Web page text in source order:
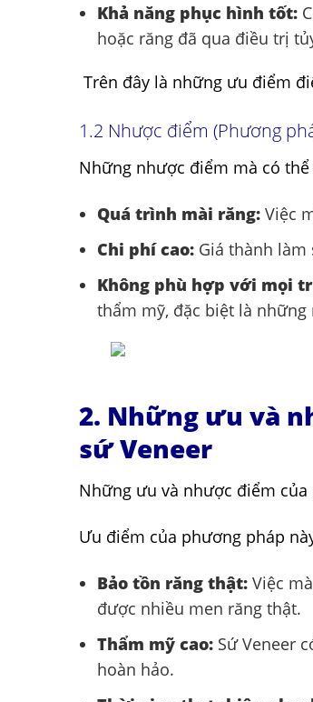
Khả năng phục hình tốt:
hoặc răng đã qua điều trị
Trên đây là những ưu điểm
1.2 Nhược điểm (Phương
Những nhược điểm mà có
Quá trình mài răng: Việc
Chi phí cao: Giá thành
Không phù hợp với mọi
thẩm mỹ, đặc biệt là
2. Những ưu và
sứ Veneer
Những ưu và nhược điểm
Ưu điểm của phương pháp
Bảo tồn răng thật: Việc
được nhiều men răng thật.
Thẩm mỹ cao: Sứ Veneer
hoàn hảo.